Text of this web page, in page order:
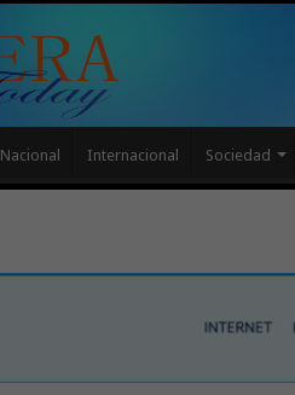
Nacional Internacional Sociedad